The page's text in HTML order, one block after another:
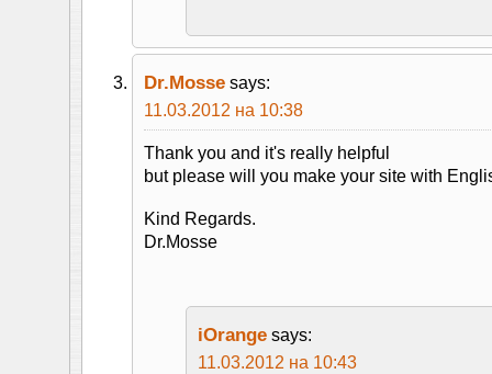
Dr.Mosse says:
11.03.2012 на 10:38
Thank you and it's really helpful
but please will you make your site with
Kind Regards.
Dr.Mosse
iOrange says:
11.03.2012 на 10:43